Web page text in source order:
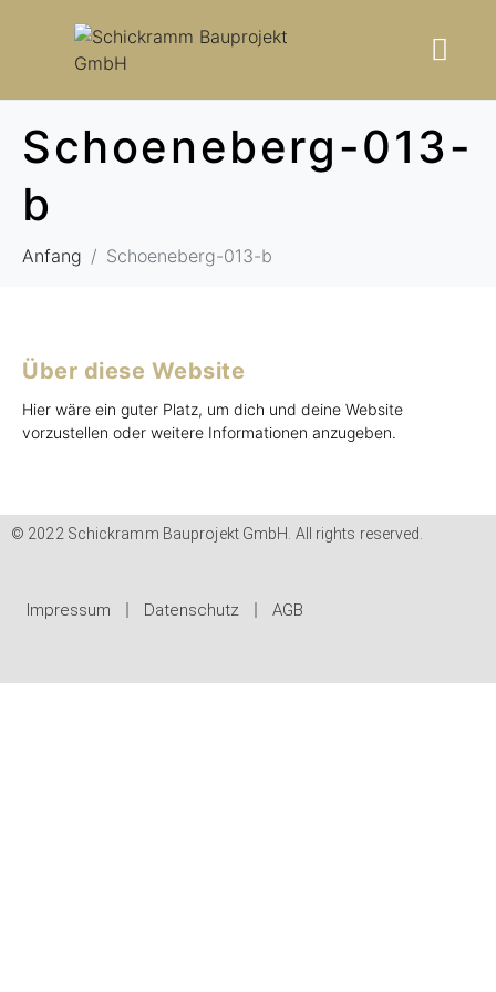
Schoeneberg-013-
b
Anfang Schoeneberg-013-b
Über diese Website
Hier wäre ein guter Platz, um dich und deine Website
vorzustellen oder weitere Informationen anzugeben.
© 2022 Schickramm Bauprojekt GmbH. All rights reserved.
Impressum Datenschutz AGB